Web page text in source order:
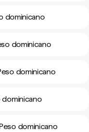
dominicano
dominicano
dominicano
dominicano
dominicano